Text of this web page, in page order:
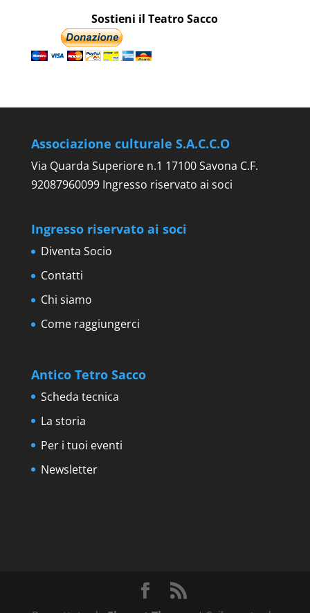
Sostieni il Teatro Sacco
Associazione culturale S.A.C.C.O
Via Quarda Superiore n.1 17100 Savona C.F.
92087960099 Ingresso riservato ai soci
Ingresso riservato ai soci
Diventa Socio
Contatti
Chi siamo
Come raggiungerci
Antico Tetro Sacco
Scheda tecnica
La storia
Per i tuoi eventi
Newsletter